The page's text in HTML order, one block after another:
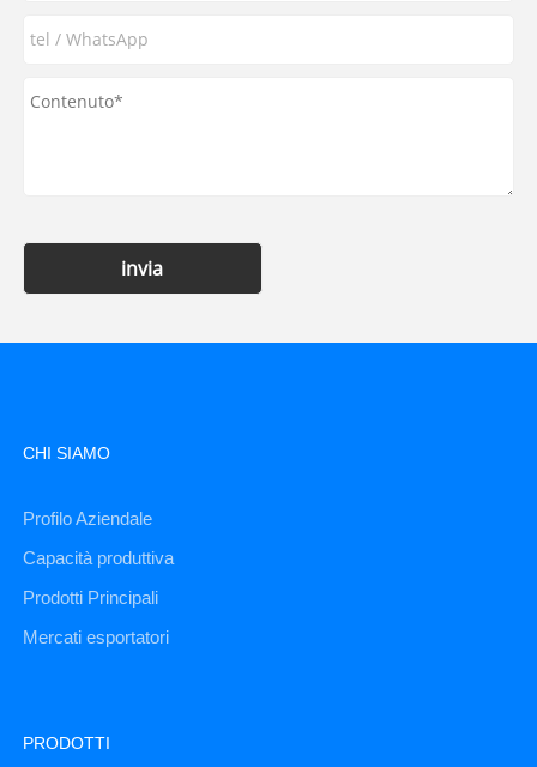
invia
CHI SIAMO
Profilo Aziendale
Capacità produttiva
Prodotti Principali
Mercati esportatori
PRODOTTI